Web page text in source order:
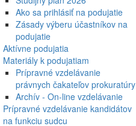
Ako sa prihlásiť na podujatie
Zásady výberu účastníkov na
podujatie
Aktívne podujatia
Materiály k podujatiam
Prípravné vzdelávanie
právnych čakateľov prokuratúry
Archív - On-line vzdelávanie
Prípravné vzdelávanie kandidátov
na funkciu sudcu